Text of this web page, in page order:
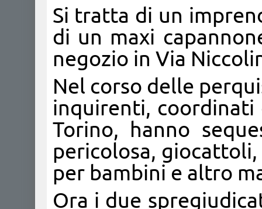
Si tratta di un
di un maxi
negozio in Via
Nel corso delle
inquirenti, coordinati
Torino, hanno
pericolosa,
per bambini e altro
Ora i due